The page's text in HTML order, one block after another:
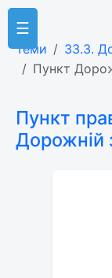
☰
Теми
33.3.
Пункт
Пункт
Дорожній